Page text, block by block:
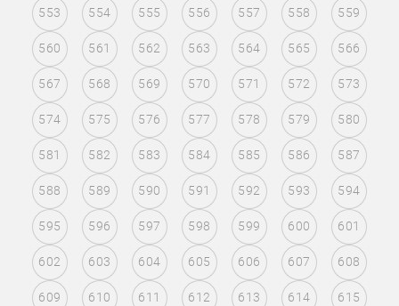
553 554 555 556 557 558 559
560 561 562 563 564 565 566
567 568 569 570 571 572 573
574 575 576 577 578 579 580
581 582 583 584 585 586 587
588 589 590 591 592 593 594
595 596 597 598 599 600 601
602 603 604 605 606 607 608
609 610 611 612 613 614 615